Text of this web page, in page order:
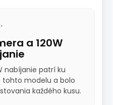
a 120W
nabíjanie patrí ku
modelu a bolo
každého kusu.